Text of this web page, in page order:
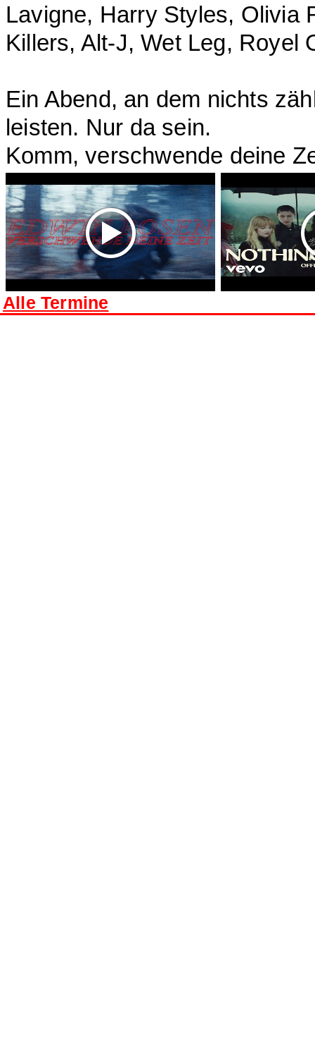
Lavigne, Harry Styles, Olivia
Killers, Alt-J, Wet Leg, Royel
Ein Abend, an dem nichts
leisten. Nur da sein.
Komm, verschwende deine
Alle Termine